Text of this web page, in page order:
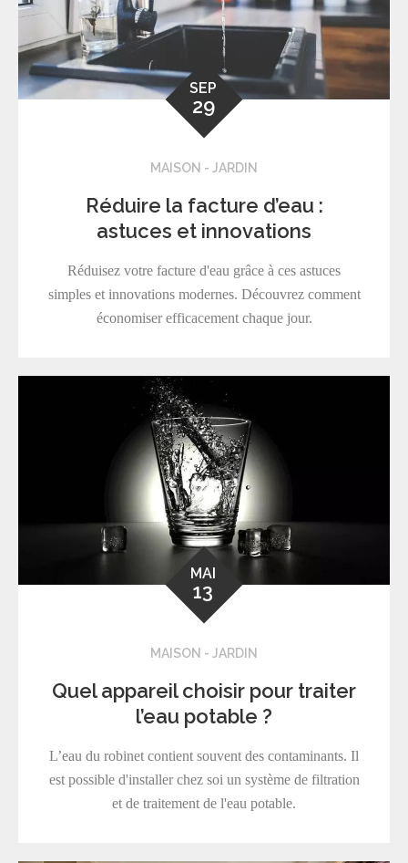
SEP
29
MAISON - JARDIN
Réduire la facture d’eau :
astuces et innovations
Réduisez votre facture d'eau grâce à ces astuces
simples et innovations modernes. Découvrez comment
économiser efficacement chaque jour.
MAI
13
MAISON - JARDIN
Quel appareil choisir pour traiter
l’eau potable ?
L’eau du robinet contient souvent des contaminants. Il
est possible d'installer chez soi un système de filtration
et de traitement de l'eau potable.